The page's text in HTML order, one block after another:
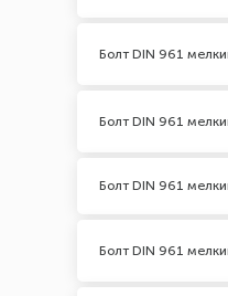
Болт DIN 961
Болт DIN 961
Болт DIN 961
Болт DIN 961